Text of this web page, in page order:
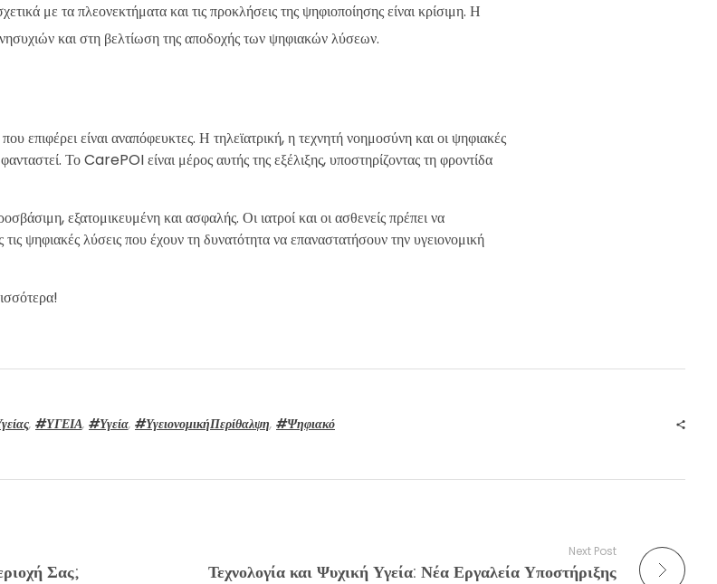
με τα πλεονεκτήματα και τις προκλήσεις της ψηφιοποίησης είναι κρίσιμη. Η
και στη βελτίωση της αποδοχής των ψηφιακών λύσεων.
επιφέρει είναι αναπόφευκτες. Η τηλεϊατρική, η τεχνητή νοημοσύνη και οι ψηφιακές
Το CarePOI είναι μέρος αυτής της εξέλιξης, υποστηρίζοντας τη φροντίδα
εξατομικευμένη και ασφαλής. Οι ιατροί και οι ασθενείς πρέπει να
ψηφιακές λύσεις που έχουν τη δυνατότητα να επαναστατήσουν την υγειονομική
, #ΥΓΕΙΑ, #Υγεία, #ΥγειονομικήΠερίθαλψη, #Ψηφιακό
Σας;
Next Post
Τεχνολογία και Ψυχική Υγεία: Νέα Εργαλεία Υποστήριξης